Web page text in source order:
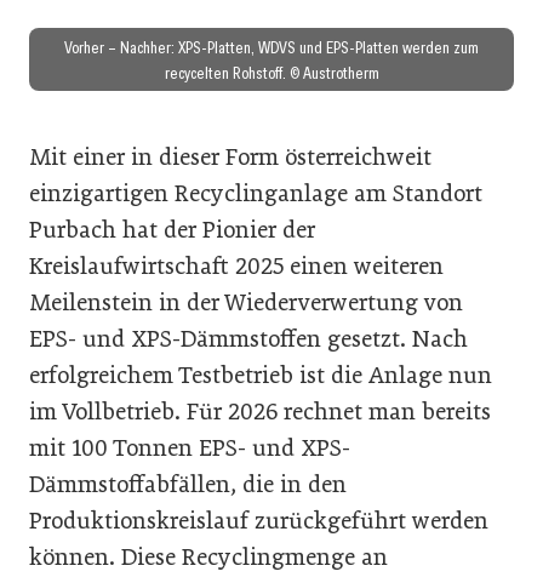
Vorher – Nachher: XPS-Platten, WDVS und EPS-Platten werden zum
recycelten Rohstoff. © Austrotherm
Mit einer in dieser Form österreichweit
einzigartigen Recyclinganlage am Standort
Purbach hat der Pionier der
Kreislaufwirtschaft 2025 einen weiteren
Meilenstein in der Wiederverwertung von
EPS- und XPS-Dämmstoffen gesetzt. Nach
erfolgreichem Testbetrieb ist die Anlage nun
im Vollbetrieb. Für 2026 rechnet man bereits
mit 100 Tonnen EPS- und XPS-
Dämmstoffabfällen, die in den
Produktionskreislauf zurückgeführt werden
können. Diese Recyclingmenge an